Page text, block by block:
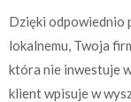
Dzięki odpowiednio
lokalnemu, Twoja
która nie inwestuje
klient wpisuje w